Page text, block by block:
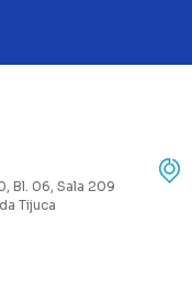
Bl. 06, Sala 209
Tijuca